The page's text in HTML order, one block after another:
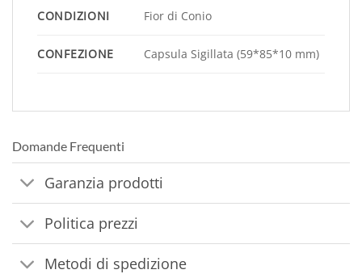
CONDIZIONI Fior di Conio
CONFEZIONE Capsula Sigillata (59*85*10 mm)
Domande Frequenti
Garanzia prodotti
Politica prezzi
Metodi di spedizione